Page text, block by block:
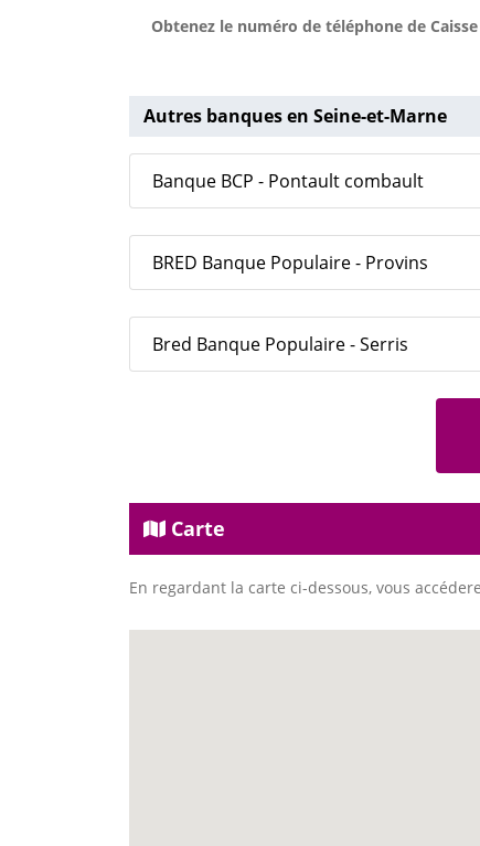
Obtenez le numéro de téléphone de
Autres banques en Seine-et-Marne
Banque BCP - Pontault combault
BRED Banque Populaire - Provins
Bred Banque Populaire - Serris
Carte
En regardant la carte ci-dessous, vous